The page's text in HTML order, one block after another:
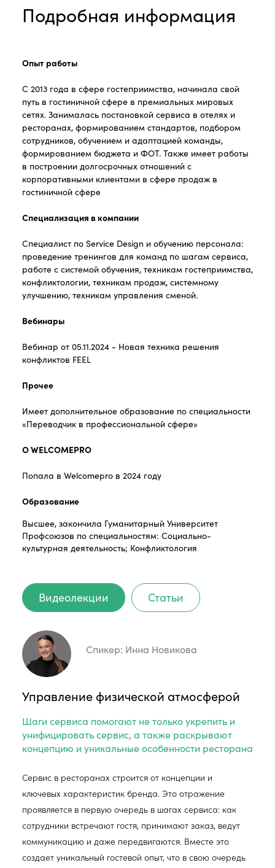
Подробная информация
Опыт работы
С 2013 года в сфере гостеприимства, начинала свой
путь в гостиничной сфере в премиальных мировых
сетях. Занималась постановкой сервиса в отелях и
ресторанах, формированием стандартов, подбором
сотрудников, обучением и адаптацией команды,
формированием бюджета и ФОТ. Также имеет работы
в построении долгосрочных отношений с
корпоративными клиентами в сфере продаж в
гостиничной сфере
Специализация в компании
Специалист по Service Design и обучению персонала:
проведение тренингов для команд по шагам сервиса,
работе с системой обучения, техникам гостеприимства,
конфликтологии, техникам продаж, системному
улучшению, техникам управления сменой.
Вебинары
Вебинар от 05.11.2024 - Новая техника решения
конфликтов FEEL
Прочее
Имеет дополнительное образование по специальности
«Переводчик в профессиональной сфере»
О WELCOMEPRO
Попала в Welcomepro в 2024 году
Образование
Высшее, закончила Гуманитарный Университет
Профсоюзов по специальностям: Социально-
культурная деятельность; Конфликтология
Видеолекции Статьи
Спикер: Инна Новикова
Управление физической атмосферой
Шаги сервиса помогают не только укрепить и
унифицировать сервис, а также раскрывают
концепцию и уникальные особенности ресторана
Сервис в ресторанах строится от концепции и
ключевых характеристик бренда. Это отражение
проявляется в первую очередь в шагах сервиса: как
сотрудники встречают гостя, принимают заказ, ведут
коммуникацию и даже передвигаются. Вместе это
создает уникальный гостевой опыт, что в свою очередь